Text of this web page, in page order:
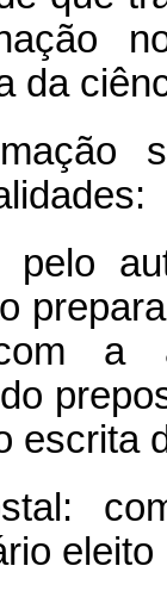
da
a
escrita
eleito